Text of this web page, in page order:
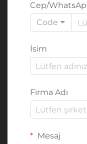
Cep/
Code
İsim
Firma Adı
Mesaj